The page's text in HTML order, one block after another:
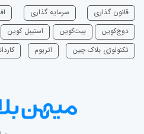
قانون گذاری سرمایه‌ گذاری
دوج‌کوین
بیت‌کوین استیبل کوین
تکنولوژی بلاک چین
اتریوم